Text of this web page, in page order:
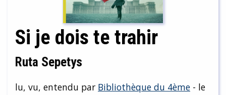
Si je dois te trahir
Ruta Sepetys
lu, vu, entendu par Bibliothèque du 4ème - le